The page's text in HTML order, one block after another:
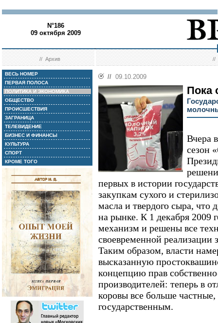
N°186
09 октября 2009
//Архив //
ВЕСЬ НОМЕР
ПЕРВАЯ ПОЛОСА
ПОЛИТИКА И ЭКОНОМИКА
ОБЩЕСТВО
ПРОИСШЕСТВИЯ
ЗАГРАНИЦА
ТЕЛЕВИДЕНИЕ
БИЗНЕС И ФИНАНСЫ
КУЛЬТУРА
СПОРТ
КРОМЕ ТОГО
// 09.10.2009
Пока
Вчера
сезон
первых в истории
закупкам сухого и
масла и твердого сыра, что
на рынке. К 1 декабря 2009
механизм и решены все
своевременной реализации
Таким образом, власти
высказанную
концепцию прав
производителей: теперь в
коровы все больше
государственным.